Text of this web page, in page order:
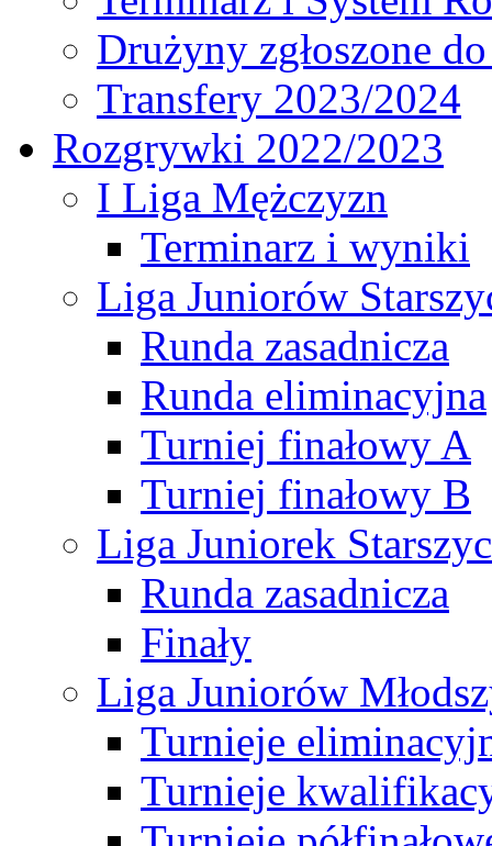
Drużyny zgłoszone
Transfery 2023/2024
Rozgrywki 2022/2023
I Liga Mężczyzn
Terminarz i wyniki
Liga Juniorów
Runda zasadnicza
Runda eliminacyjna
Turniej finałowy A
Turniej finałowy B
Liga Juniorek
Runda zasadnicza
Finały
Liga Juniorów
Turnieje
Turnieje